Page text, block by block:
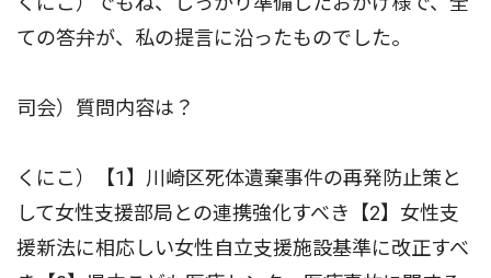
ての答弁が、私の提言に沿ったものでした。
司会）質問内容は？
くにこ）【1】川崎区死体遺棄事件の再発防止策と
して女性支援部局との連携強化すべき【2】女性支
援新法に相応しい女性自立支援施設基準に改正すべ